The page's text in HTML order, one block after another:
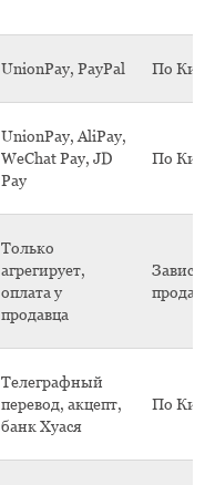
UnionPay, PayPal По
UnionPay, AliPay,
WeChat Pay, JD
Pay
По
Только
агрегирует,
оплата у
продавца
Зависит
Телеграфный
перевод, акцепт,
банк Хуася
По